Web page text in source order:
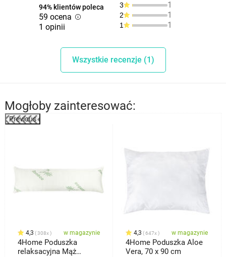
94% klientów poleca
59 ocena
1 opinii
3 1
2 1
1 1
Wszystkie recenzje (1)
Mogłoby zainteresować:
Previous
4,3 308x w magazynie
4Home Poduszka
relaksacyjna Mąż
4,3 647x w magazynie
4Home Poduszka Aloe
Vera, 70 x 90 cm